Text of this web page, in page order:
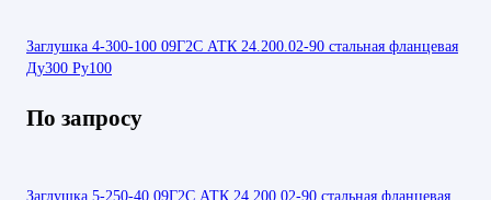
Заглушка 4-300-100 09Г2С АТК 24.200.02-90 стальная фланцевая
Ду300 Ру100
По запросу
Заглушка 5-250-40 09Г2С АТК 24.200.02-90 стальная фланцевая